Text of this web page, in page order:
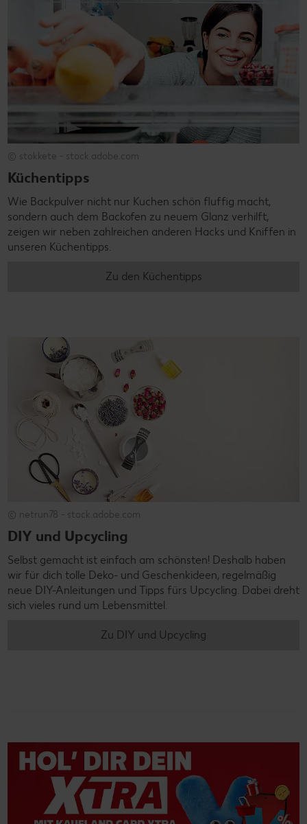
© stokkete - stock.adobe.com
Küchentipps
Wie Backpulver nicht nur Kuchen schön fluffig macht,
sondern auch dem Backofen zu neuem Glanz verhilft,
zeigen wir neben zahlreichen anderen Hacks und Kniffen in
unseren Küchentipps.
Zu den Küchentipps
© netrun78 - stock.adobe.com
DIY und Upcycling
Selbst gemacht ist einfach am schönsten! Deshalb haben
wir für dich tolle Deko- und Geschenkideen, regelmäßig
neue DIY-Anleitungen und Tipps fürs Upcycling. Dabei dreht
sich vieles rund um Lebensmittel.
Zu DIY und Upcycling